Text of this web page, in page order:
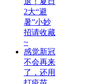
2大“避
暑”小妙
招请收藏
~
感觉新冠
不会再来
了，还用